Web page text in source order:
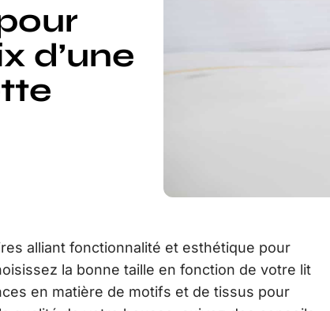
d’une
alliant fonctionnalité et esthétique pour
la bonne taille en fonction de votre lit
en matière de motifs et de tissus pour